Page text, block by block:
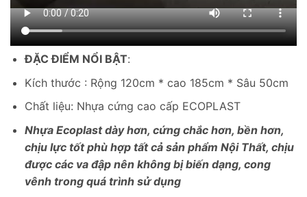
ĐẶC ĐIỂM NỔI BẬT:
Kích thước : Rộng 120cm * cao 185cm * Sâu 50cm
Chất liệu: Nhựa cứng cao cấp ECOPLAST
Nhựa Ecoplast dày hơn, cứng chắc hơn, bền hơn,
chịu lực tốt phù hợp tất cả sản phẩm Nội Thất, chịu
được các va đập nên không bị biến dạng, cong
vênh trong quá trình sử dụng